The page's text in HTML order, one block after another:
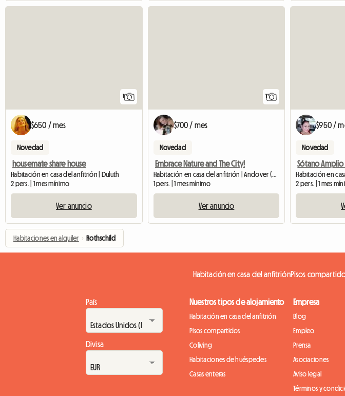
1
$650 / mes
Novedad
housemate share house
Habitación en casa del anfitrión | Duluth
2 pers. | 1 mes mínimo
Ver anuncio
1
$700 / mes
Novedad
Embrace Nature and The City!
1 pers. | 1 mes mínimo
Ver anuncio
$950 /
Novedad
Sótano Amplio
2 pers. | 1 mes
Habitaciones en alquiler › Rothschild
Habitación en casa del anfitriónPisos
País
Divisa
Nuestros tipos de alojamiento
Habitación en casa del anfitrión
Pisos compartidos
Coliving
Habitaciones de huéspedes
Casas enteras
Empresa
Blog
Empleo
Prensa
Asociaciones
Aviso legal
Términos y